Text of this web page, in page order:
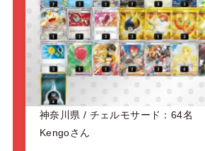
神奈川県 / チェルモサード：64名
Kengoさん